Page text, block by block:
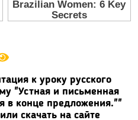
к уроку русского
"Устная и письменная
в конце предложения.""
скачать на сайте